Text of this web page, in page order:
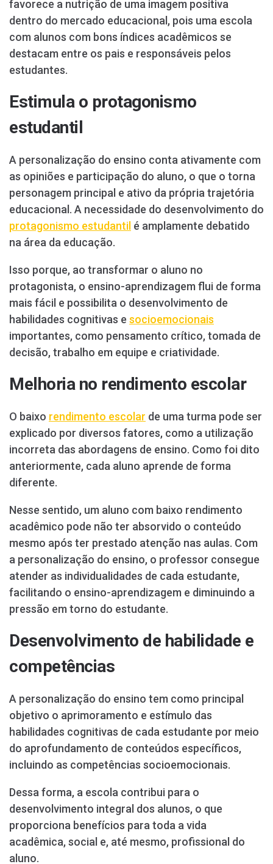
favorece a nutrição de uma imagem positiva
dentro do mercado educacional, pois uma escola
com alunos com bons índices acadêmicos se
destacam entre os pais e responsáveis pelos
estudantes.
Estimula o protagonismo
estudantil
A personalização do ensino conta ativamente com
as opiniões e participação do aluno, o que o torna
personagem principal e ativo da própria trajetória
educacional. A necessidade do desenvolvimento do
protagonismo estudantil é amplamente debatido
na área da educação.
Isso porque, ao transformar o aluno no
protagonista, o ensino-aprendizagem flui de forma
mais fácil e possibilita o desenvolvimento de
habilidades cognitivas e socioemocionais
importantes, como pensamento crítico, tomada de
decisão, trabalho em equipe e criatividade.
Melhoria no rendimento escolar
O baixo rendimento escolar de uma turma pode ser
explicado por diversos fatores, como a utilização
incorreta das abordagens de ensino. Como foi dito
anteriormente, cada aluno aprende de forma
diferente.
Nesse sentido, um aluno com baixo rendimento
acadêmico pode não ter absorvido o conteúdo
mesmo após ter prestado atenção nas aulas. Com
a personalização do ensino, o professor consegue
atender as individualidades de cada estudante,
facilitando o ensino-aprendizagem e diminuindo a
pressão em torno do estudante.
Desenvolvimento de habilidade e
competências
A personalização do ensino tem como principal
objetivo o aprimoramento e estímulo das
habilidades cognitivas de cada estudante por meio
do aprofundamento de conteúdos específicos,
incluindo as competências socioemocionais.
Dessa forma, a escola contribui para o
desenvolvimento integral dos alunos, o que
proporciona benefícios para toda a vida
acadêmica, social e, até mesmo, profissional do
aluno.